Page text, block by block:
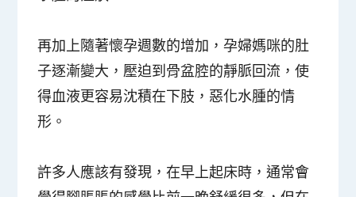
再加上隨著懷孕週數的增加，孕婦媽咪的肚
子逐漸變大， 壓迫到骨盆腔的靜脈回流 ，使
得血液更容易沈積在下肢，惡化水腫的情
形。
許多人應該有發現，在早上起床時，通常會